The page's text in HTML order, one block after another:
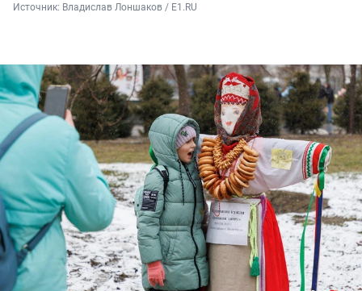
Источник: Владислав Лоншаков / E1.RU